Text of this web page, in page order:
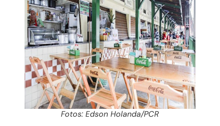
Fotos: Edson Holanda/PCR